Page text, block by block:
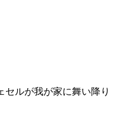
セルが我が家に舞い降り